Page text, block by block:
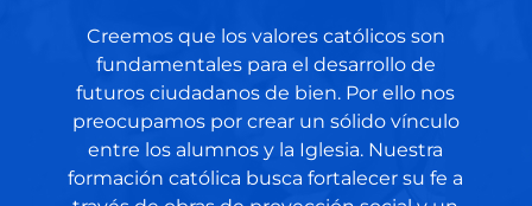
Creemos que los valores católicos son
fundamentales para el desarrollo de
futuros ciudadanos de bien. Por ello nos
preocupamos por crear un sólido vínculo
entre los alumnos y la Iglesia. Nuestra
formación católica busca fortalecer su fe a